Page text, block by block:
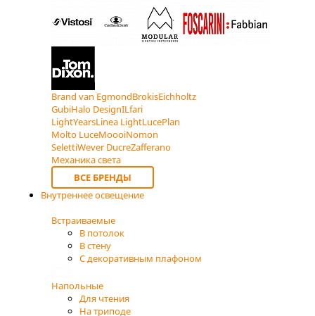
Brand van EgmondBrokisEichholtz
GubiHalo DesignILfari
LightYearsLinea LightLucePlan
Molto LuceMoooiNomon
SelettiWever DucreZafferano
Механика света
ВСЕ БРЕНДЫ
Внутреннее освещение
Встраиваемые
В потолок
В стену
С декоративным плафоном
Напольные
Для чтения
На триподе